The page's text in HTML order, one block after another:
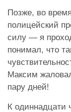
Позже, во
полицейский
силу — я
понимал, что
Максим
пару дней!
К одиннадцати